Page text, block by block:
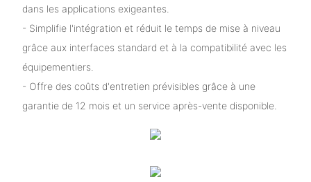
dans les applications exigeantes.
- Simplifie l'intégration et réduit le temps de mise à niveau
grâce aux interfaces standard et à la compatibilité avec les
équipementiers.
- Offre des coûts d'entretien prévisibles grâce à une
garantie de 12 mois et un service après-vente disponible.